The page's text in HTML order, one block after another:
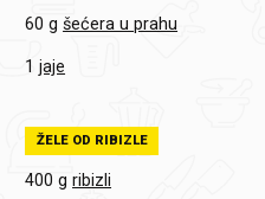
60 g šećera u prahu
1 jaje
ŽELE OD RIBIZLE
400 g ribizli